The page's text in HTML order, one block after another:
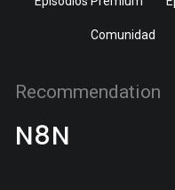
Comunidad
Recommendation
N8N